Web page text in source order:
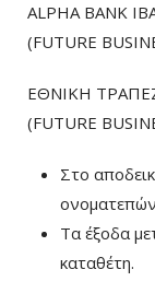
ALPHA BANK
(FUTURE
ΕΘΝΙΚΗ
(FUTURE
Στο
Τα έξοδα
καταθέτη.